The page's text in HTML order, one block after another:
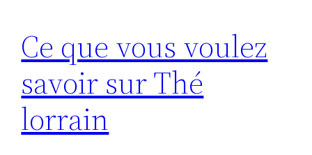
Ce que vous voulez
savoir sur Thé
lorrain